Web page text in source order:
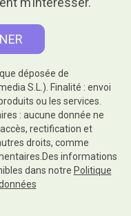
déposée de
S.L.). Finalité : envoi
ou les services.
: aucune donnée ne
rectification et
droits, comme
informations
dans notre Politique